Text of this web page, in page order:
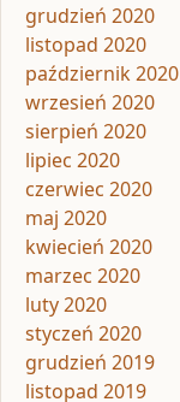
grudzień 2020
listopad 2020
październik 2020
wrzesień 2020
sierpień 2020
lipiec 2020
czerwiec 2020
maj 2020
kwiecień 2020
marzec 2020
luty 2020
styczeń 2020
grudzień 2019
listopad 2019